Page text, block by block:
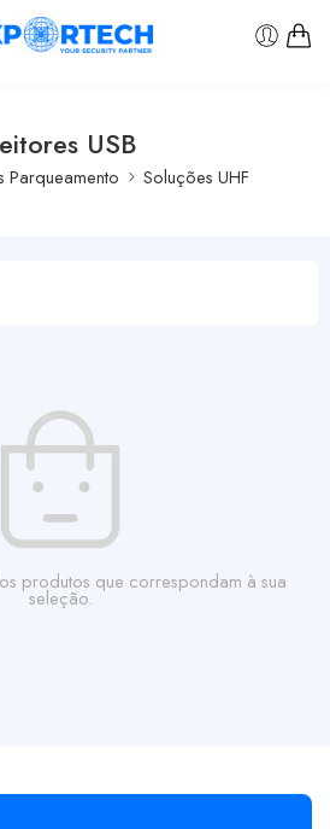
USB
Parqueamento Soluções UHF
produtos que correspondam à sua
seleção.